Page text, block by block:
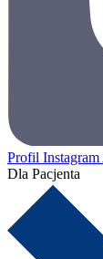
Profil
Dla Pacjenta